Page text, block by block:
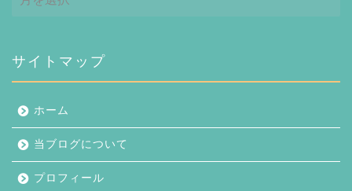
ー
ブ
サイトマップ
ホーム
当ブログについて
プロフィール